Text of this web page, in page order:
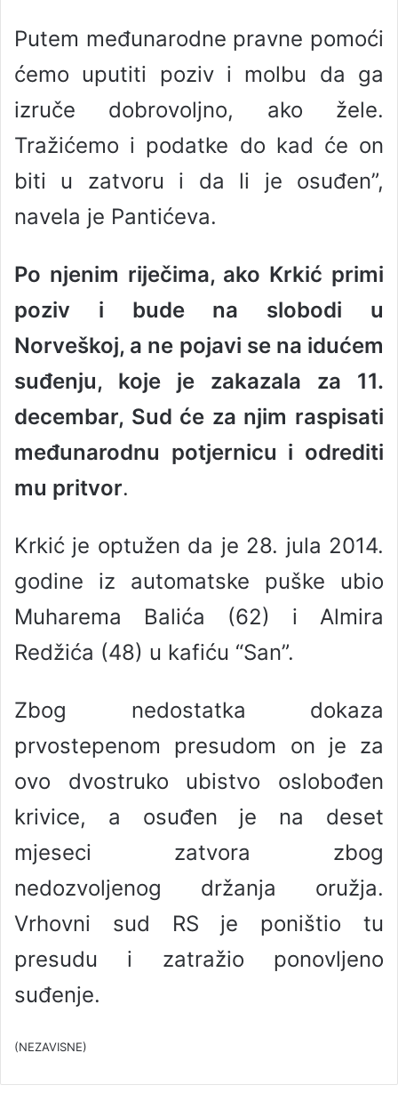
Putem međunarodne pravne pomoći
ćemo uputiti poziv i molbu da ga
izruče dobrovoljno, ako žele.
Tražićemo i podatke do kad će on
biti u zatvoru i da li je osuđen”,
navela je Pantićeva.
Po njenim riječima, ako Krkić primi
poziv i bude na slobodi u
Norveškoj, a ne pojavi se na idućem
suđenju, koje je zakazala za 11.
decembar, Sud će za njim raspisati
međunarodnu potjernicu i odrediti
mu pritvor.
Krkić je optužen da je 28. jula 2014.
godine iz automatske puške ubio
Muharema Balića (62) i Almira
Redžića (48) u kafiću “San”.
Zbog nedostatka dokaza
prvostepenom presudom on je za
ovo dvostruko ubistvo oslobođen
krivice, a osuđen je na deset
mjeseci zatvora zbog
nedozvoljenog držanja oružja.
Vrhovni sud RS je poništio tu
presudu i zatražio ponovljeno
suđenje.
(NEZAVISNE)